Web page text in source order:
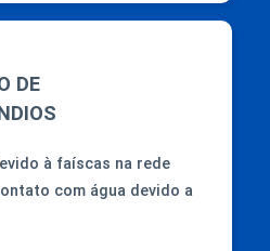
DE
à faíscas na rede
com água devido a